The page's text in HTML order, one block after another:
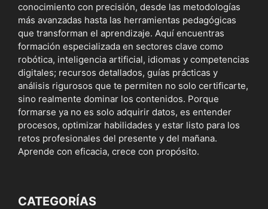
conocimiento con precisión, desde las metodologías
más avanzadas hasta las herramientas pedagógicas
que transforman el aprendizaje. Aquí encuentras
formación especializada en sectores clave como
robótica, inteligencia artificial, idiomas y competencias
digitales; recursos detallados, guías prácticas y
análisis rigurosos que te permiten no solo certificarte,
sino realmente dominar los contenidos. Porque
formarse ya no es solo adquirir datos, es entender
procesos, optimizar habilidades y estar listo para los
retos profesionales del presente y del mañana.
Aprende con eficacia, crece con propósito.
CATEGORÍAS